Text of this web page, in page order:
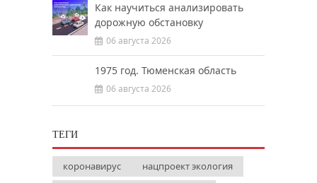
Как научиться анализировать
дорожную обстановку
06 августа 2026
1975 год. Тюменская область
06 августа 2026
ТЕГИ
коронавирус
нацпроект экология